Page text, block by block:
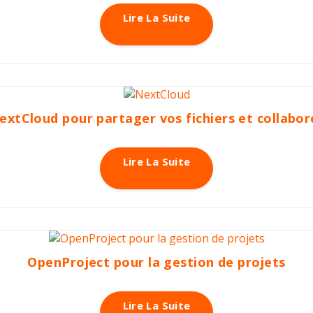
Lire La Suite
pour partager vos fichiers et
Lire La Suite
OpenProject pour la gestion de projets
Lire La Suite